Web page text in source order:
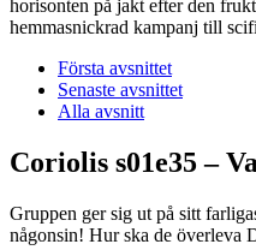
horisonten på jakt efter den
hemmasnickrad kampanj till
Första avsnittet
Senaste avsnittet
Alla avsnitt
Coriolis s01e35 –
Gruppen ger sig ut på sitt
någonsin! Hur ska de överleva